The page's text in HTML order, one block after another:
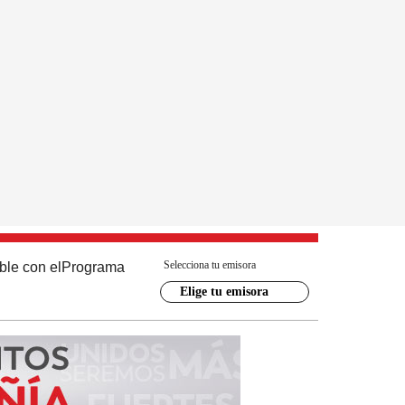
con el Programa Selecciona tu emisora
Elige tu emisora